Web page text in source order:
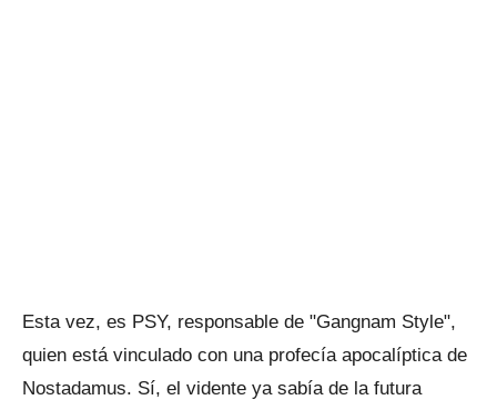
Esta vez, es PSY, responsable de "Gangnam Style",
quien está vinculado con una profecía apocalíptica de
Nostadamus. Sí, el vidente ya sabía de la futura